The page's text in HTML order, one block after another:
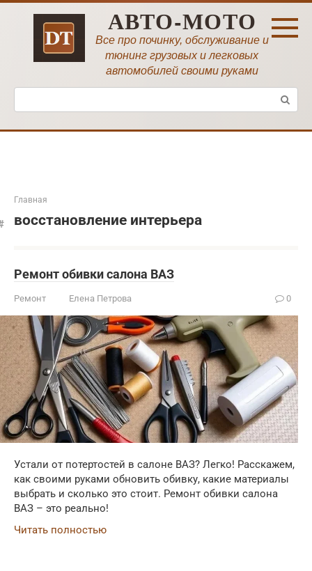
Перейти
АВТО-МОТО
Все про починку, обслуживание и
тюнинг грузовых и легковых
автомобилей своими руками
Поиск:
Главная
восстановление интерьера
Ремонт обивки салона ВАЗ
Ремонт Елена Петрова 0
Устали от потертостей в салоне ВАЗ? Легко! Расскажем,
как своими руками обновить обивку, какие материалы
выбрать и сколько это стоит. Ремонт обивки салона
ВАЗ – это реально!
Читать полностью